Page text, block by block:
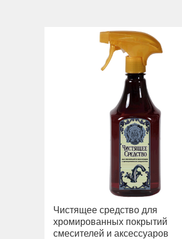
Чистящее средство для
хромированных покрытий
смесителей и аксессуаров